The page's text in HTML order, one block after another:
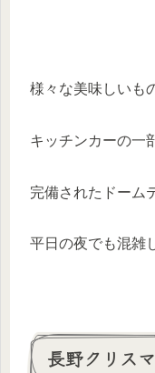
様々な美味しいも
キッチンカーの一
完備されたドーム
平日の夜でも混雑
長野クリス